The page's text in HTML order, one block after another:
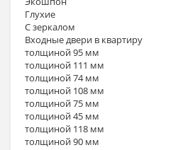
Глухие
С зеркалом
Входные двери в квартиру
толщиной 95 мм
толщиной 111 мм
толщиной 74 мм
толщиной 108 мм
толщиной 75 мм
толщиной 45 мм
толщиной 118 мм
толщиной 90 мм